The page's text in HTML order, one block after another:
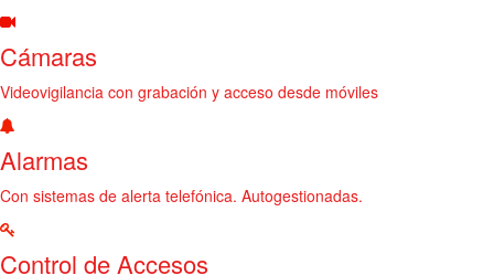
Cámaras
Videovigilancia con grabación y acceso desde móviles
Alarmas
Con sistemas de alerta telefónica. Autogestionadas.
Control de Accesos